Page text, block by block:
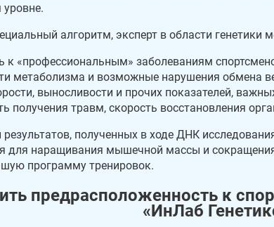
уровне.
алгоритм, эксперт в области генетики
к «профессиональным» заболеваниям
метаболизма и возможные нарушения обмена
выносливости и прочих показателей,
получения травм, скорость восстановления
результатов, полученных в ходе ДНК
для наращивания мышечной массы и
программу тренировок.
предрасположенность к
«ИнЛаб